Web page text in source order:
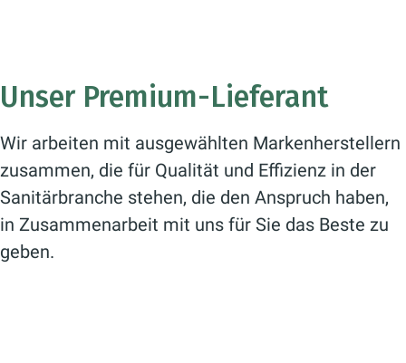
Unser Premium-Lieferant
Wir arbeiten mit ausgewählten Markenherstellern
zusammen, die für Qualität und Effizienz in der
Sanitärbranche stehen, die den Anspruch haben,
in Zusammenarbeit mit uns für Sie das Beste zu
geben.